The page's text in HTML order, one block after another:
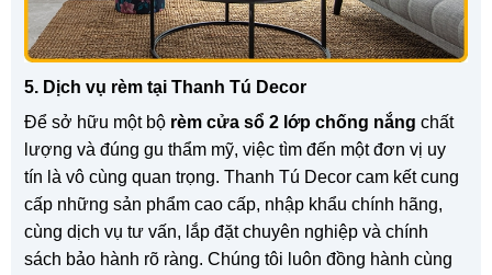
5. Dịch vụ rèm tại Thanh Tú Decor
Để sở hữu một bộ rèm cửa sổ 2 lớp chống nắng chất
lượng và đúng gu thẩm mỹ, việc tìm đến một đơn vị uy
tín là vô cùng quan trọng. Thanh Tú Decor cam kết cung
cấp những sản phẩm cao cấp, nhập khẩu chính hãng,
cùng dịch vụ tư vấn, lắp đặt chuyên nghiệp và chính
sách bảo hành rõ ràng. Chúng tôi luôn đồng hành cùng